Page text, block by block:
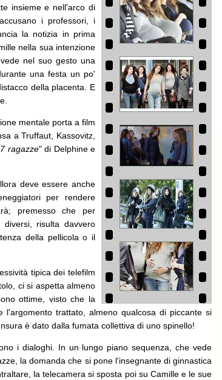
insieme e nell'arco di
i professori, i
la notizia in prima
nella sua intenzione
nel suo gesto una
una festa un po'
della placenta. E
mentale porta a film
a Truffaut, Kassovitz,
ragazze" di Delphine e
deve essere anche
per rendere
premesso che per
risulta davvero
della pellicola o il
tipica dei telefilm
ci si aspetta almeno
ottime, visto che la
trattato, almeno qualcosa di piccante si
è dato dalla fumata collettiva di uno spinello!
i dialoghi. In un lungo piano sequenza, che vede
la domanda che si pone l'insegnante di ginnastica
la telecamera si sposta poi su Camille e le sue